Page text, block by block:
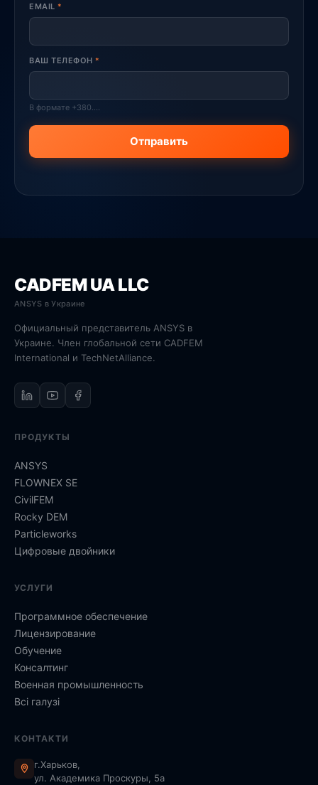
EMAIL *
ВАШ ТЕЛЕФОН *
В формате +380....
Отправить
CADFEM UA LLC
ANSYS в Украине
Официальный представитель ANSYS в
Украине. Член глобальной сети CADFEM
International и TechNetAlliance.
ПРОДУКТЫ
ANSYS
FLOWNEX SE
CivilFEM
Rocky DEM
Particleworks
Цифровые двойники
УСЛУГИ
Программное обеспечение
Лицензирование
Обучение
Консалтинг
Военная промышленность
Всі галузі
КОНТАКТИ
г.Харьков,
ул. Академика Проскуры, 5а